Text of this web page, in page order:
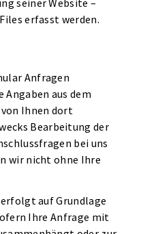
seiner Website –
erfasst werden.
Anfragen
Angaben aus dem
Ihnen dort
Bearbeitung der
bei uns
wir nicht ohne Ihre
auf Grundlage
Ihre Anfrage mit